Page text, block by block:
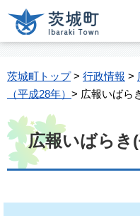
茨城町トップ> 行政情報 >
（平成28年） > 広報いばら
広報いばらき